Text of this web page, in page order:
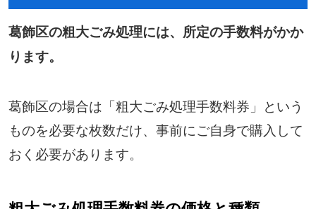
葛飾区の粗大ごみ処理には、所定の手数料がかか
ります。
葛飾区の場合は「粗大ごみ処理手数料券」という
ものを必要な枚数だけ、事前にご自身で購入して
おく必要があります。